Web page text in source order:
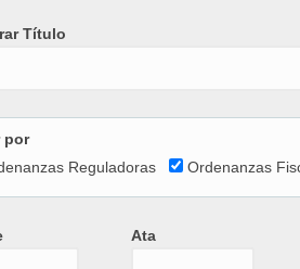
Título
por
Reguladoras
Ordenanzas
Ata